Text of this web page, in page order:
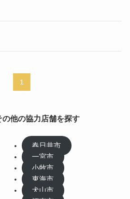
1
の他の協力店舗を探す
春日井市
一宮市
小牧市
東海市
犬山市